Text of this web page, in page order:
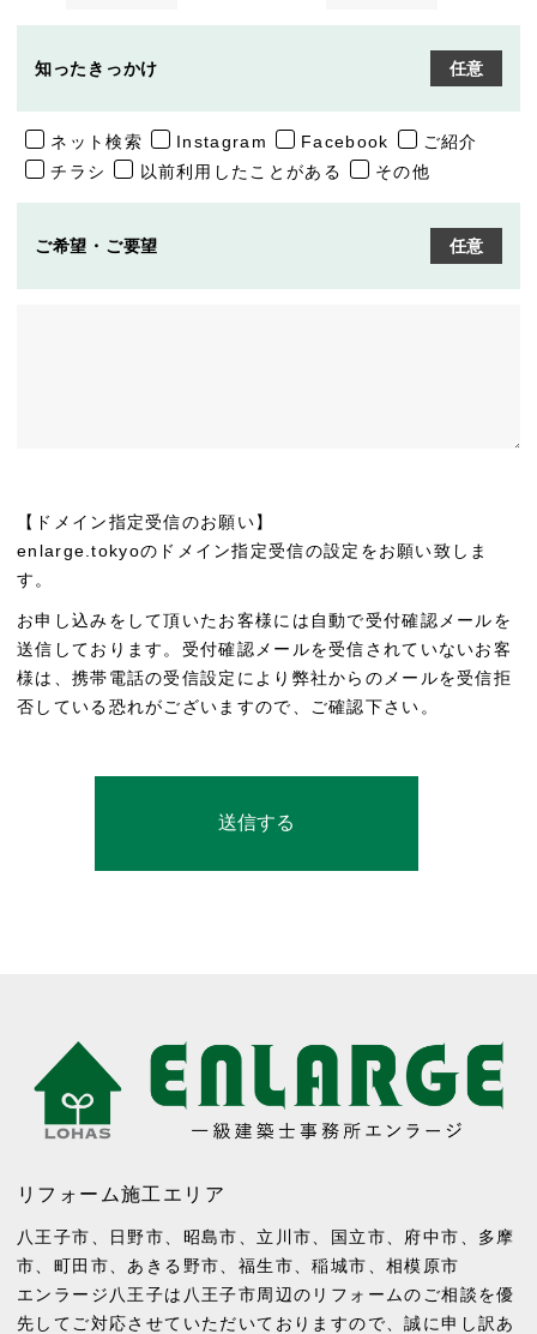
知ったきっかけ 任意
ネット検索 Instagram Facebook
ご紹介
チラシ
以前利用したことがある その他
ご希望・ご要望 任意
【ドメイン指定受信のお願い】
enlarge.tokyoのドメイン指定受信の設定をお願い致しま
す。
お申し込みをして頂いたお客様には自動で受付確認メールを
送信しております。受付確認メールを受信されていないお客
様は、携帯電話の受信設定により弊社からのメールを受信拒
否している恐れがございますので、ご確認下さい。
リフォーム施工エリア
八王子市 日野市 昭島市 立川市 国立市 府中市
多摩
市
町田市 あきる野市 福生市 、稲城市 、相模原市
エンラージ八王子は八王子市周辺のリフォームのご相談を優
先してご対応させていただいておりますので、誠に申し訳あ